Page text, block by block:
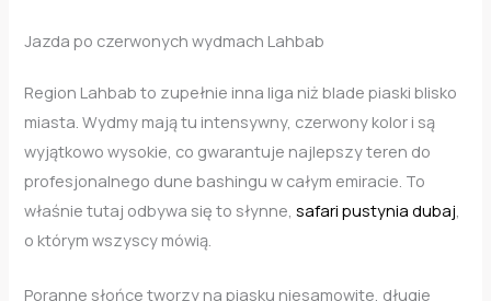
Jazda po czerwonych wydmach Lahbab
Region Lahbab to zupełnie inna liga niż blade piaski blisko
miasta. Wydmy mają tu intensywny, czerwony kolor i są
wyjątkowo wysokie, co gwarantuje najlepszy teren do
profesjonalnego dune bashingu w całym emiracie. To
właśnie tutaj odbywa się to słynne,safari pustynia dubaj
o którym wszyscy mówią.
Poranne słońce tworzy na piasku niesamowite, długie